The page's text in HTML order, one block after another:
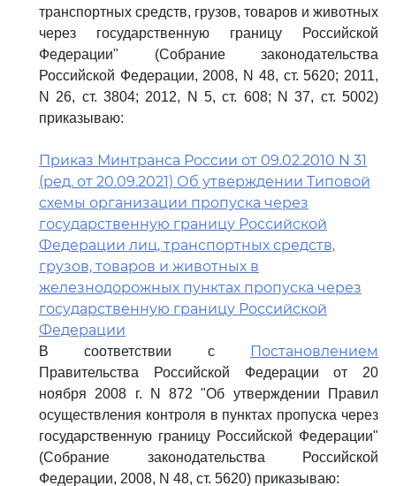
транспортных средств, грузов, товаров и животных
через государственную границу Российской
Федерации" (Собрание законодательства
Российской Федерации, 2008, N 48, ст. 5620; 2011,
N 26, ст. 3804; 2012, N 5, ст. 608; N 37, ст. 5002)
приказываю:
Приказ Минтранса России от 09.02.2010 N 31
(ред. от 20.09.2021) Об утверждении Типовой
схемы организации пропуска через
государственную границу Российской
Федерации лиц, транспортных средств,
грузов, товаров и животных в
железнодорожных пунктах пропуска через
государственную границу Российской
Федерации
В соответствии с Постановлением
Правительства Российской Федерации от 20
ноября 2008 г. N 872 "Об утверждении Правил
осуществления контроля в пунктах пропуска через
государственную границу Российской Федерации"
(Собрание законодательства Российской
Федерации, 2008, N 48, ст. 5620) приказываю: